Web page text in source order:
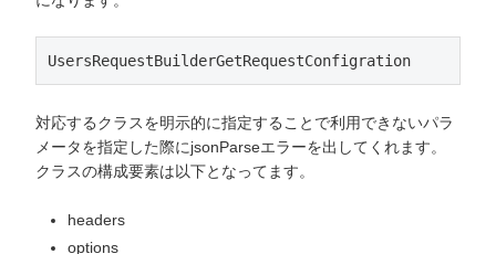
UsersRequestBuilderGetRequestConfigration
対応するクラスを明示的に指定することで利用できないパラ
メータを指定した際にjsonParseエラーを出してくれます。
クラスの構成要素は以下となってます。
headers
options